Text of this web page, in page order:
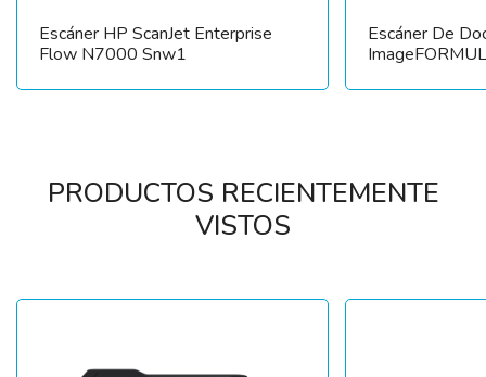
Escáner HP ScanJet Enterprise
Flow N7000 Snw1
Escáner De
PRODUCTOS RECIENTEMENTE
VISTOS